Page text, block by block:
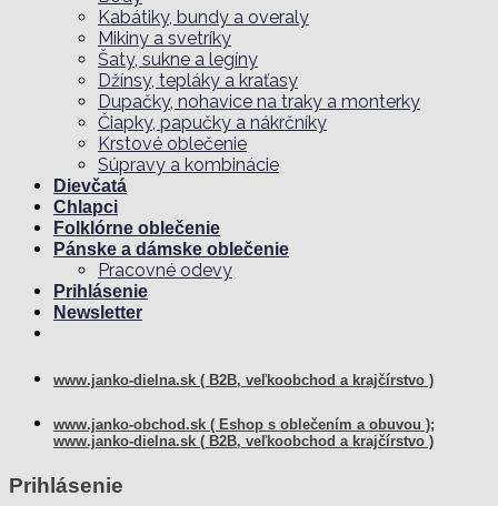
Kabátiky, bundy a overaly
Mikiny a svetríky
Šaty, sukne a legíny
Džínsy, tepláky a kraťasy
Dupačky, nohavice na traky a monterky
Čiapky, papučky a nákrčníky
Krstové oblečenie
Súpravy a kombinácie
Dievčatá
Chlapci
Folklórne oblečenie
Pánske a dámske oblečenie
Pracovné odevy
Prihlásenie
Newsletter
www.janko-dielna.sk ( B2B, veľkoobchod a krajčírstvo )
www.janko-obchod.sk ( Eshop s oblečením a obuvou );
www.janko-dielna.sk ( B2B, veľkoobchod a krajčírstvo )
Prihlásenie